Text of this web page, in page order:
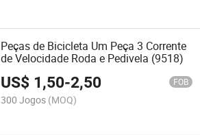
Peças de Bicicleta Um Peça 3 Corrente
de Velocidade Roda e Pedivela (9518)
US$ 1,50-2,50 FOB
300 Jogos (MOQ)